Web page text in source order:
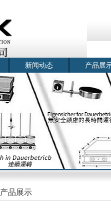
新闻动态 产品展
产品展示